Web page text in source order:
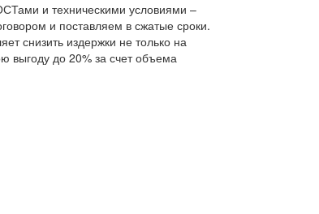
и техническими условиями –
и поставляем в сжатые сроки.
снизить издержки не только на
выгоду до 20% за счет объема